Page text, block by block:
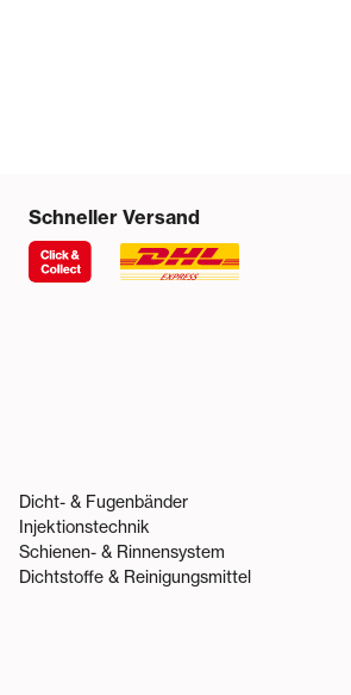
Schneller Versand
Dicht- & Fugenbänder
Injektionstechnik
Schienen- & Rinnensystem
Dichtstoffe & Reinigungsmittel